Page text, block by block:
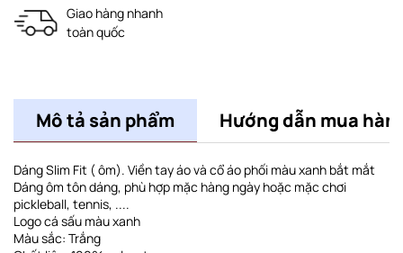
Giao hàng nhanh
toàn quốc
Mô tả sản phẩm Hướng dẫn mua
Dáng Slim Fit ( ôm). Viền tay áo và cổ áo phối màu xanh bắt mắt
Dáng ôm tôn dáng, phù hợp mặc hàng ngày hoặc mặc chơi
pickleball, tennis, ....
Logo cá sấu màu xanh
Màu sắc: Trắng